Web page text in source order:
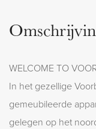
WELCOME TO
In het gezellige
gemeubileerde
gelegen op het